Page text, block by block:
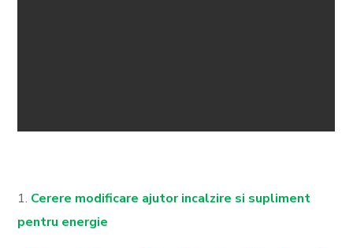
1. Cerere modificare ajutor incalzire si supliment
pentru energie